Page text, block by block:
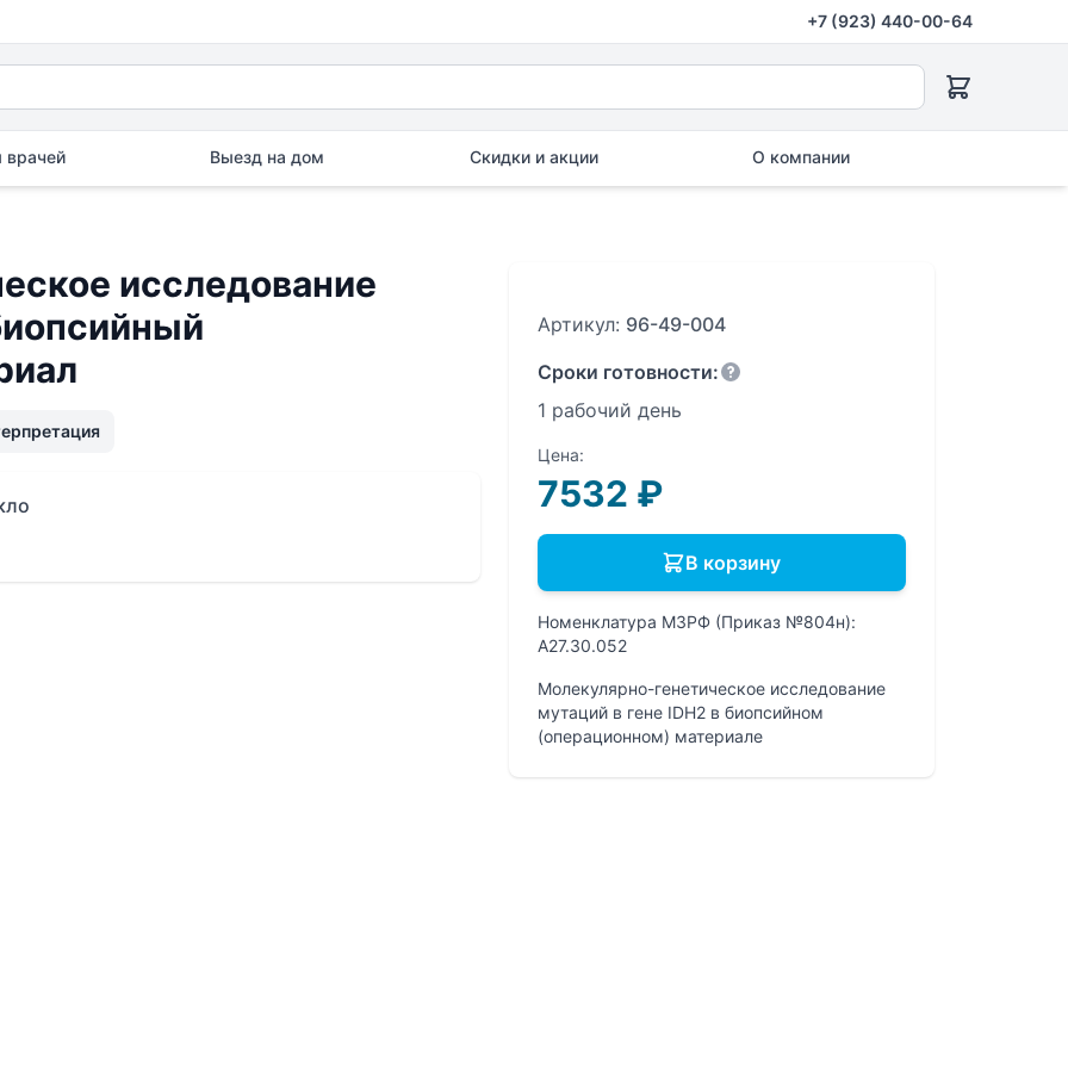
+7 (923) 440-00-64
Выезд на дом Скидки и акции О компании
исследование
Артикул: 96-49-004
Сроки готовности:
1 рабочий день
Цена:
7532 ₽
В корзину
Номенклатура МЗРФ (Приказ №804н):
A27.30.052
Молекулярно-генетическое исследование
мутаций в гене IDH2 в биопсийном
(операционном) материале